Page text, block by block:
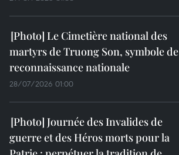
Le Cimetière national des
martyrs de Truong Son, symbole de
reconnaissance nationale
28/07/2026 01:00
Journée des Invalides de
guerre et des Héros morts pour la